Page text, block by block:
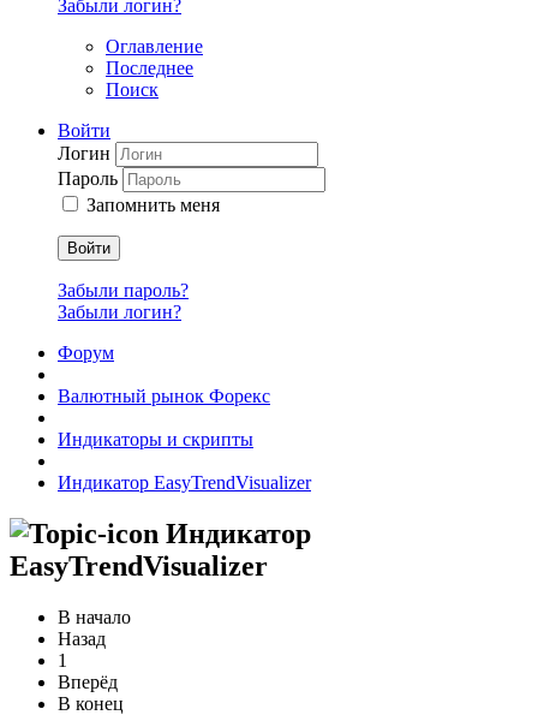
Забыли логин?
Оглавление
Последнее
Поиск
Войти
Логин
Пароль
Запомнить меня
Войти
Забыли пароль?
Забыли логин?
Форум
Валютный рынок Форекс
Индикаторы и скрипты
Индикатор EasyTrendVisualizer
Индикатор
EasyTrendVisualizer
В начало
Назад
1
Вперёд
В конец